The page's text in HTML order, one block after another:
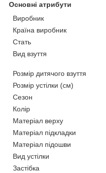
Основні атрибути
Виробник
Країна виробник
Стать
Вид взуття
Розмір дитячого взуття
Розмір устілки (см)
Сезон
Колір
Матеріал верху
Матеріал підкладки
Матеріал підошви
Вид устілки
Застібка